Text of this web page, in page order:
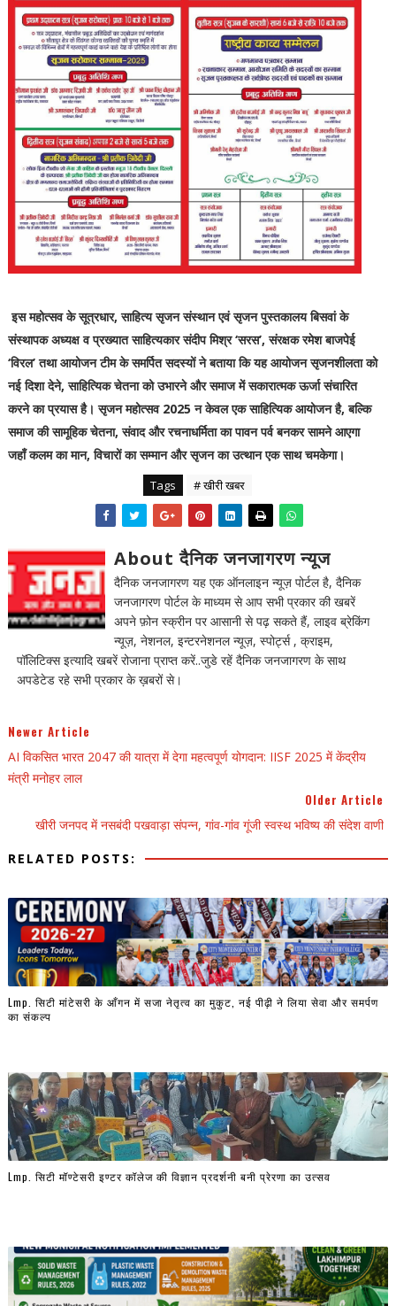
इस महोत्सव के सूत्रधार, साहित्य सृजन संस्थान एवं सृजन पुस्तकालय बिसवां के
संस्थापक अध्यक्ष व प्रख्यात साहित्यकार संदीप मिश्र ‘सरस’, संरक्षक रमेश बाजपेई
‘विरल’ तथा आयोजन टीम के समर्पित सदस्यों ने बताया कि यह आयोजन सृजनशीलता को
नई दिशा देने, साहित्यिक चेतना को उभारने और समाज में सकारात्मक ऊर्जा संचारित
करने का प्रयास है। सृजन महोत्सव 2025 न केवल एक साहित्यिक आयोजन है, बल्कि
समाज की सामूहिक चेतना, संवाद और रचनाधर्मिता का पावन पर्व बनकर सामने आएगा
जहाँ कलम का मान, विचारों का सम्मान और सृजन का उत्थान एक साथ चमकेगा।
Tags # खीरी खबर
About दैनिक जनजागरण न्यूज
दैनिक जनजागरण यह एक ऑनलाइन न्यूज़ पोर्टल है, दैनिक
जनजागरण पोर्टल के माध्यम से आप सभी प्रकार की खबरें
अपने फ़ोन स्क्रीन पर आसानी से पढ़ सकते हैं, लाइव ब्रेकिंग
न्यूज़, नेशनल, इन्टरनेशनल न्यूज़, स्पोर्ट्स , क्राइम,
पॉलिटिक्स इत्यादि खबरें रोजाना प्राप्त करें..जुडे रहें दैनिक जनजागरण के साथ
अपडेटेड रहे सभी प्रकार के ख़बरों से।
Newer Article
AI विकसित भारत 2047 की यात्रा में देगा महत्वपूर्ण योगदान: IISF 2025 में केंद्रीय
मंत्री मनोहर लाल
Older Article
खीरी जनपद में नसबंदी पखवाड़ा संपन्न, गांव-गांव गूंजी स्वस्थ भविष्य की संदेश वाणी
RELATED POSTS:
Lmp. सिटी मांटेसरी के आँगन में सजा नेतृत्व का मुकुट, नई पीढ़ी ने लिया सेवा और समर्पण
का संकल्प
Lmp. सिटी मॉण्टेसरी इण्टर कॉलेज की विज्ञान प्रदर्शनी बनी प्रेरणा का उत्सव